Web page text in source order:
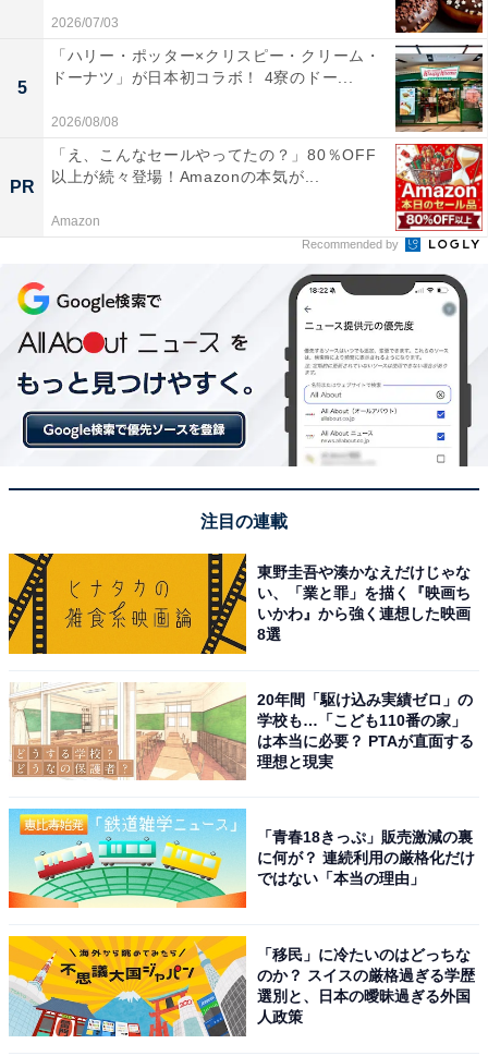
自然解凍からオーブントースターで焼いた様子がこち
ら。外はサクサクでカリッとしていて、まるでタンドー
タンドールで焼いたような仕上がりのナン
中にはステッペンチーズとゴーダチーズが使われてい
て、チーズが伸びる感じを楽しめます。
2026/07/03
5
「ハリー・ポッター×クリスピー・クリーム・
ドーナツ」が日本初コラボ！ 4寮のドー...
2026/08/08
PR
「え、こんなセールやってたの？」80％OFF
以上が続々登場！Amazonの本気が...
Amazon
Recommended by
注目の連載
東野圭吾や湊かなえだけじゃな
い、「業と罪」を描く『映画ち
いかわ』から強く連想した映画
8選
20年間「駆け込み実績ゼロ」の
学校も…「こども110番の家」
は本当に必要？ PTAが直面する
理想と現実
「青春18きっぷ」販売激減の裏
に何が？ 連続利用の厳格化だけ
ではない「本当の理由」
「移民」に冷たいのはどっちな
のか？ スイスの厳格過ぎる学歴
選別と、日本の曖昧過ぎる外国
人政策